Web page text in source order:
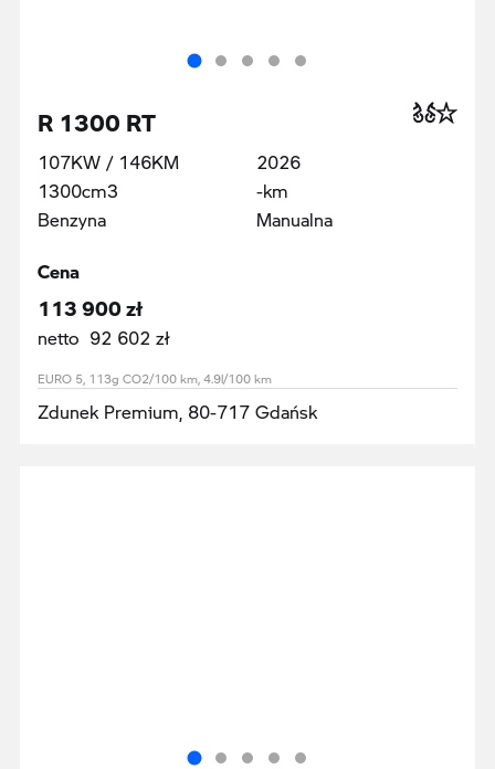
R 1300 RT
107KW / 146KM
1300cm3
Benzyna
2026
-km
Manualna
Cena
113 900 zł
netto 92 602 zł
EURO 5, 113g CO2/100 km, 4.9l/100 km
Zdunek Premium, 80-717 Gdańsk